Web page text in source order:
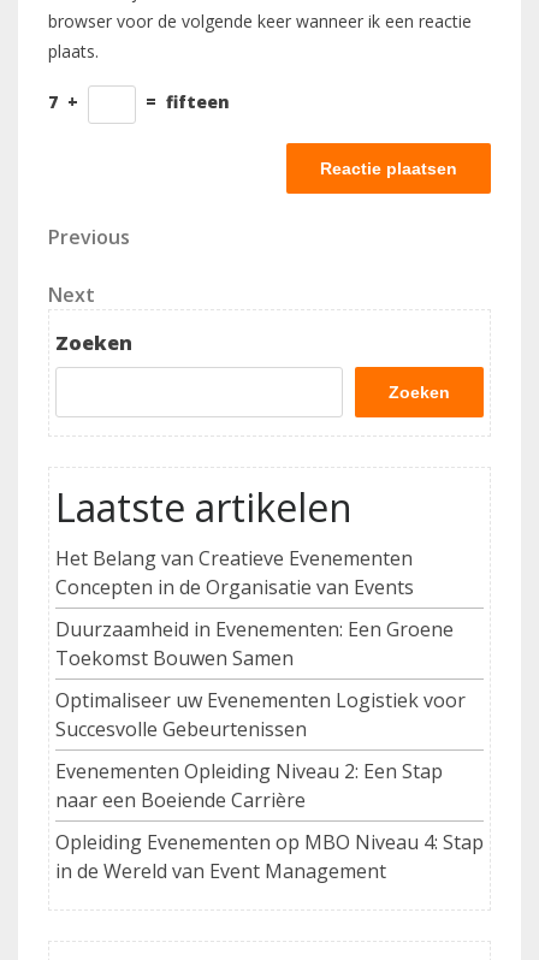
browser voor de volgende keer wanneer ik een reactie
plaats.
7 + = fifteen
Berichtnavigatie
Previous
Previous
Next
Post
Next
Zoeken
Zoeken
Laatste artikelen
Het Belang van Creatieve Evenementen
Concepten in de Organisatie van Events
Duurzaamheid in Evenementen: Een Groene
Toekomst Bouwen Samen
Optimaliseer uw Evenementen Logistiek voor
Succesvolle Gebeurtenissen
Evenementen Opleiding Niveau 2: Een Stap
naar een Boeiende Carrière
Opleiding Evenementen op MBO Niveau 4: Stap
in de Wereld van Event Management